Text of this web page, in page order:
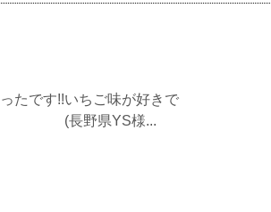
たです!!いちご味が好きで
様...